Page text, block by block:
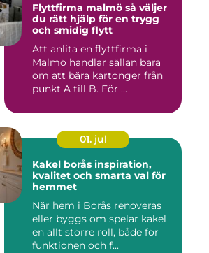
Flyttfirma malmö så väljer
du rätt hjälp för en trygg
och smidig flytt
Att anlita en flyttfirma i
Malmö handlar sällan bara
om att bära kartonger från
punkt A till B. För ...
01. jul
Kakel borås inspiration,
kvalitet och smarta val för
hemmet
När hem i Borås renoveras
eller byggs om spelar kakel
en allt större roll, både för
funktionen och f...